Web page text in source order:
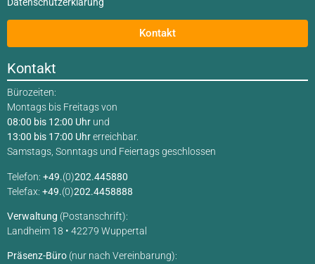
Kontakt
Kontakt
Bürozeiten:
Montags bis Freitags von
08:00 bis 12:00 Uhr und
13:00 bis 17:00 Uhrerreichbar.
Samstags, Sonntags und Feiertags geschlossen
Telefon: +49.(0)202.445880
Telefax: +49.(0)202.4458888
Verwaltung (Postanschrift):
Landheim 18 • 42279 Wuppertal
Präsenz-Büro (nur nach Vereinbarung):